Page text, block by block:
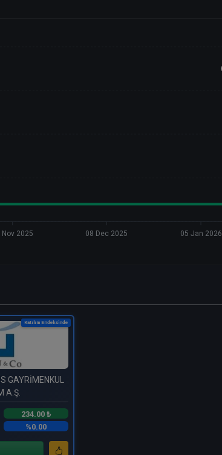
Nov 2025 08 Dec 2025 05 Jan 2026
Katılım Endeksinde
GAYRİMENKUL
A.Ş.
234.00 ₺
%0.00